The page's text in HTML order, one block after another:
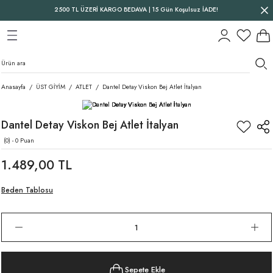
2500 TL ÜZERİ KARGO BEDAVA | 15 Gün Koşulsuz İADE!
Geri Dön
Geri Dön
Geri Dön
Anasayfa ÜST GİYİM ATLET Dantel Detay Viskon Bej Atlet İtalyan
Dantel Detay Viskon Bej Atlet İtalyan
(0) - 0 Puan
1.489,00 TL
Beden Tablosu
Sepete Ekle